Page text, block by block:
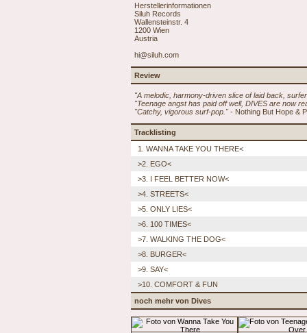
Herstellerinformationen
Siluh Records
Wallensteinstr. 4
1200 Wien
Austria
hi@siluh.com
Review
"A melodic, harmony-driven slice of laid back,
"Teenage angst has paid off well, DIVES are now
"Catchy, vigorous surf-pop."- Nothing But Hope &
Tracklisting
1. WANNA TAKE YOU THERE<
>2. EGO<
>3. I FEEL BETTER NOW<
>4. STREETS<
>5. ONLY LIES<
>6. 100 TIMES<
>7. WALKING THE DOG<
>8. BURGER<
>9. SAY<
>10. COMFORT & FUN
noch mehr von Dives